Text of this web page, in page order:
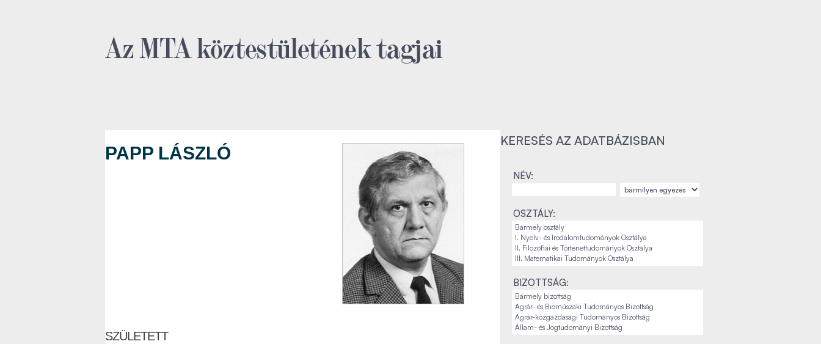
Az MTA köztestületének tagjai
PAPP LÁSZLÓ
SZÜLETETT
KERESÉS AZ ADATBÁZISBAN
NÉV:
OSZTÁLY:
BIZOTTSÁG: